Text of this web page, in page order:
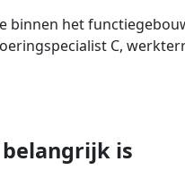
binnen het
C,
is